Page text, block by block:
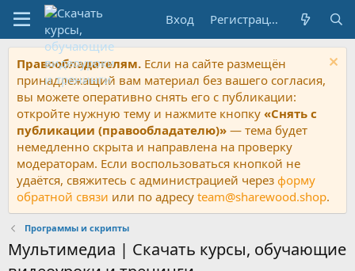
Вход Регистрация
Правообладателям. Если на сайте размещён
принадлежащий вам материал без вашего согласия,
вы можете оперативно снять его с публикации:
откройте нужную тему и нажмите кнопку «Снять с
публикации (правообладателю)» — тема будет
немедленно скрыта и направлена на проверку
модераторам. Если воспользоваться кнопкой не
удаётся, свяжитесь с администрацией через форму
обратной связи или по адресу team@sharewood.shop.
Программы и скрипты
Мультимедиа | Скачать курсы, обучающие